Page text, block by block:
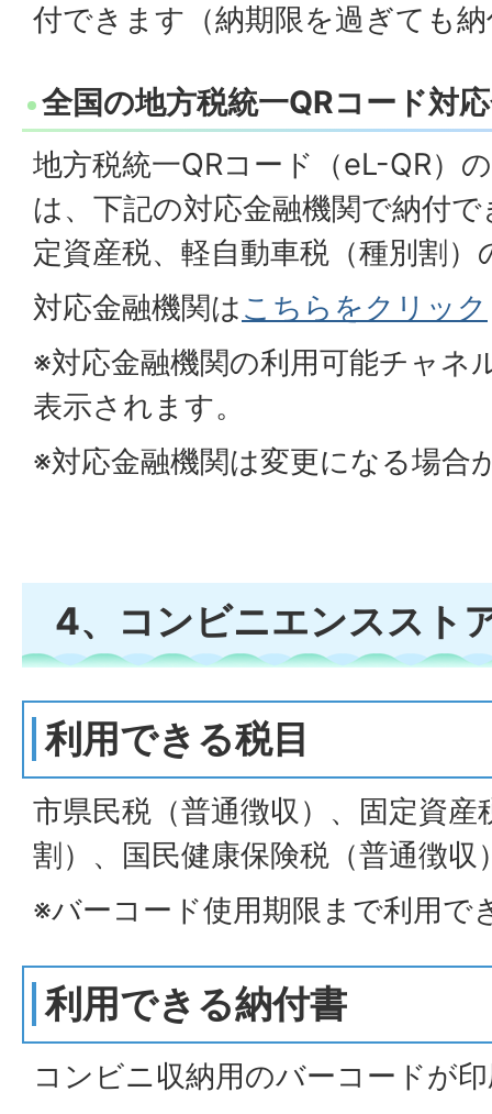
付できます（納期限を過ぎても
全国の地方税統一QRコード対
地方税統一QRコード（eL-QR）
は、下記の対応金融機関で納付
定資産税、軽自動車税（種別割）
対応金融機関はこちらをクリック
※対応金融機関の利用可能チャネ
表示されます。
※対応金融機関は変更になる場合
4、コンビニエンススト
利用できる税目
市県民税（普通徴収）、固定資産
割）、国民健康保険税（普通徴収
※バーコード使用期限まで利用で
利用できる納付書
コンビニ収納用のバーコードが